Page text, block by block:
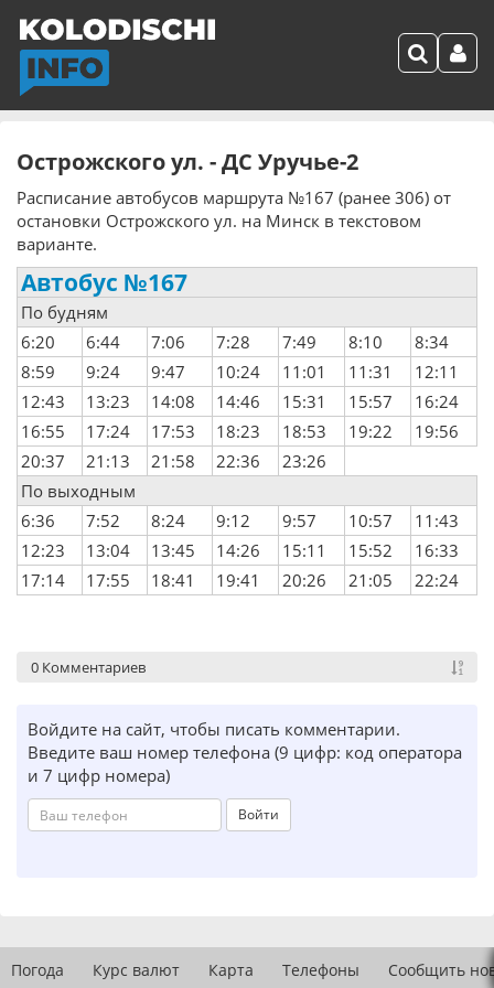
Острожского ул. - ДС Уручье-2
Расписание автобусов маршрута №167 (ранее 306) от
остановки Острожского ул. на Минск в текстовом
варианте.
Автобус №167
По будням
6:20
6:44 7:06 7:28 7:49 8:10
8:34
8:59
9:24 9:47 10:24 11:01 11:31
12:11
12:43
13:23 14:08 14:46 15:31 15:57
16:24
16:55
17:24 17:53 18:23 18:53 19:22
19:56
20:37
21:13 21:58 22:36
23:26
По выходным
6:36
7:52 8:24 9:12 9:57 10:57
11:43
12:23
13:04 13:45 14:26 15:11 15:52
16:33
17:14
17:55 18:41 19:41 20:26 21:05 22:24
0 Комментариев
Войдите на сайт, чтобы писать комментарии.
Введите ваш номер телефона (9 цифр: код оператора
и 7 цифр номера)
Войти
Погода Курс валют Карта Телефоны Сообщить